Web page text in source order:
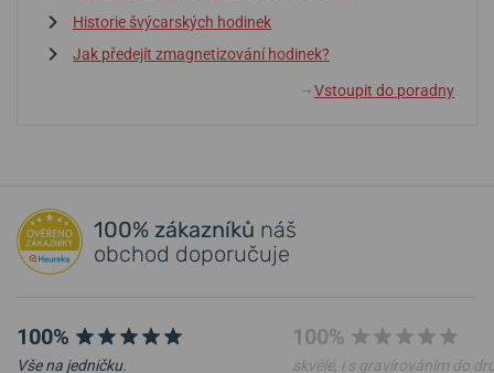
Historie švýcarských hodinek
Jak předejít zmagnetizování hodinek?
↓ Vstoupit do poradny
100% zákazníků náš
obchod doporučuje
100%
Vše na jedničku.
100%
skvělé, i s gravírováním do